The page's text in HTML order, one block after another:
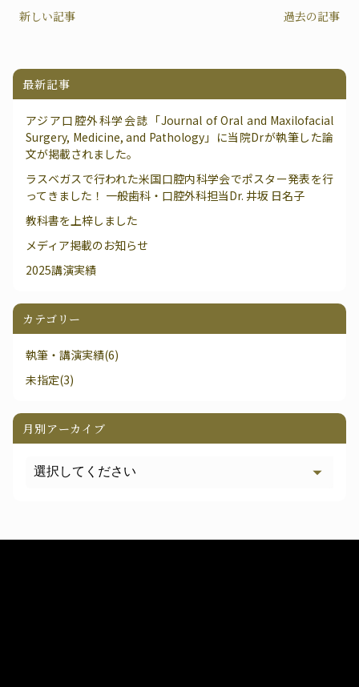
新しい記事 過去の記事
最新記事
アジア口腔外科学会誌「Journal of Oral and Maxilofacial
Surgery, Medicine, and Pathology」に当院Drが執筆した論
文が掲載されました。
ラスベガスで行われた米国口腔内科学会でポスター発表を行
ってきました！ 一般歯科・口腔外科担当Dr. 井坂 日名子
教科書を上梓しました
メディア掲載のお知らせ
2025講演実績
カテゴリー
執筆・講演実績(6)
未指定(3)
月別アーカイブ